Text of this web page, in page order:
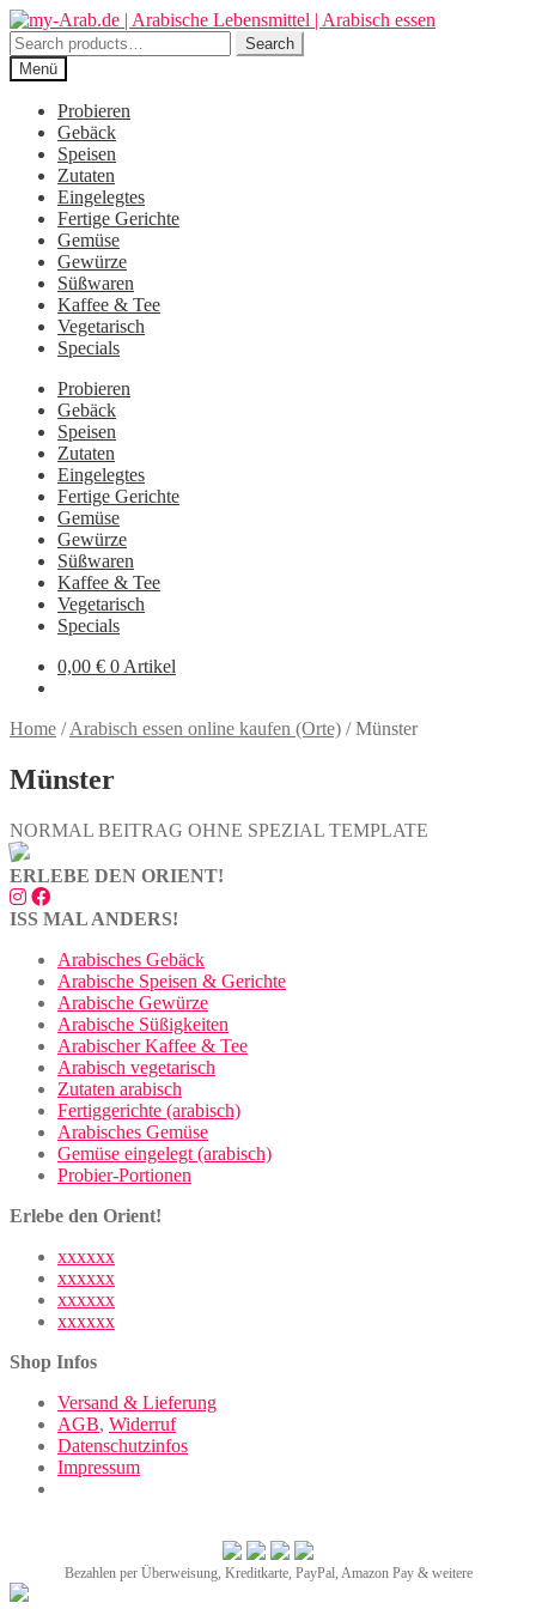
Zur
Navigation
springen
Zum
Inhalt
springen
Search
for:
Search
Menü
Probieren
Gebäck
Speisen
Zutaten
Eingelegtes
Fertige Gerichte
Gemüse
Gewürze
Süßwaren
Kaffee & Tee
Vegetarisch
Specials
Probieren
Gebäck
Speisen
Zutaten
Eingelegtes
Fertige Gerichte
Gemüse
Gewürze
Süßwaren
Kaffee & Tee
Vegetarisch
Specials
0,00 € 0 Artikel
Home /Arabisch essen online kaufen (Orte) /Münster
Münster
NORMAL BEITRAG OHNE SPEZIAL TEMPLATE
ERLEBE DEN ORIENT!
ISS MAL ANDERS!
Arabisches Gebäck
Arabische Speisen & Gerichte
Arabische Gewürze
Arabische Süßigkeiten
Arabischer Kaffee & Tee
Arabisch vegetarisch
Zutaten arabisch
Fertiggerichte (arabisch)
Arabisches Gemüse
Gemüse eingelegt (arabisch)
Probier-Portionen
Erlebe den Orient!
xxxxxx
xxxxxx
xxxxxx
xxxxxx
Shop Infos
Versand & Lieferung
AGB, Widerruf
Datenschutzinfos
Impressum